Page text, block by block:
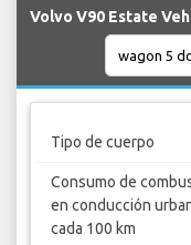
Volvo V90 Estate
Tipo de cuerpo
Consumo de
en conducción
cada 100 km